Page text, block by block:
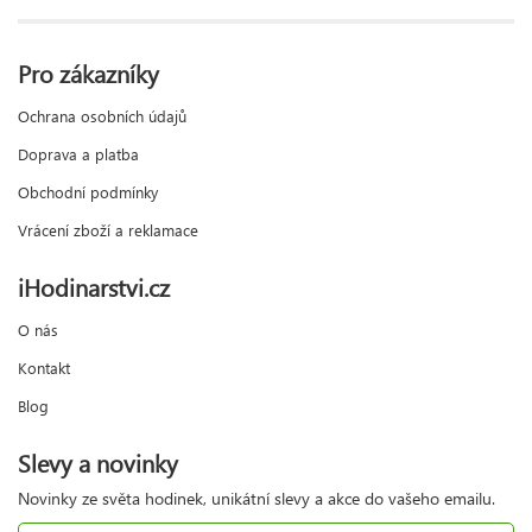
Pro zákazníky
Ochrana osobních údajů
Doprava a platba
Obchodní podmínky
Vrácení zboží a reklamace
iHodinarstvi.cz
O nás
Kontakt
Blog
Slevy a novinky
Novinky ze světa hodinek, unikátní slevy a akce do vašeho emailu.